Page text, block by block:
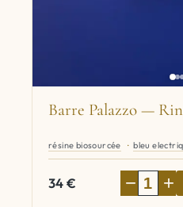
Barre Palazzo —
résine biosourcée bleu
34€ − +